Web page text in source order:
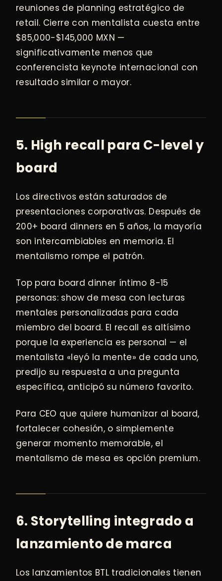
reuniones de planning estratégico de
retail. Cierre con mentalista cuesta entre
$85,000-$145,000 MXN —
significativamente menos que
conferencista keynote internacional con
resultado similar o mayor.
5. High recall para C-level y
board
Los directivos están saturados de
presentaciones corporativas. Después de
200+ board dinners en 5 años, la mayoría
son intercambiables en memoria. El
mentalismo rompe el patrón.
Top para board dinner íntimo 8-15
personas: show de mesa con lecturas
mentales personalizadas para cada
miembro del board. El recall es altísimo
porque la experiencia es personal — el
mentalista «leyó la mente» de cada uno,
predijo su respuesta a una pregunta
específica, anticipó su número favorito.
Para CEO que quiere humanizar al board,
fortalecer cohesión, o simplemente
generar momento memorable, el
mentalismo de mesa es opción premium.
6. Storytelling integrado a
lanzamiento de marca
Los lanzamientos BTL tradicionales tienen